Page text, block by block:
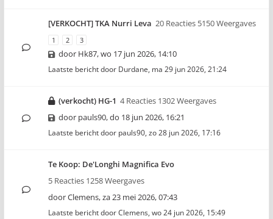
[VERKOCHT] TKA Nurri Leva 20 Reacties 5150 Weergaves
1 2 3
door Hk87,wo 17 jun 2026, 14:10
Laatste bericht door Durdane, ma 29 jun 2026, 21:24
(verkocht) HG-1 4 Reacties 1302 Weergaves
door pauls90,do 18 jun 2026, 16:21
Laatste bericht door pauls90, zo 28 jun 2026, 17:16
Te Koop: De'Longhi Magnifica Evo
5 Reacties 1258 Weergaves
doorClemens,za 23 mei 2026, 07:43
Laatste bericht doorClemens, wo 24 jun 2026, 15:49